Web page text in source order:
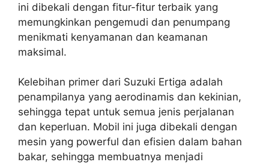
ini dibekali dengan fitur-fitur terbaik yang
memungkinkan pengemudi dan penumpang
menikmati kenyamanan dan keamanan
maksimal.
Kelebihan primer dari Suzuki Ertiga adalah
penampilanya yang aerodinamis dan kekinian,
sehingga tepat untuk semua jenis perjalanan
dan keperluan. Mobil ini juga dibekali dengan
mesin yang powerful dan efisien dalam bahan
bakar, sehingga membuatnya menjadi